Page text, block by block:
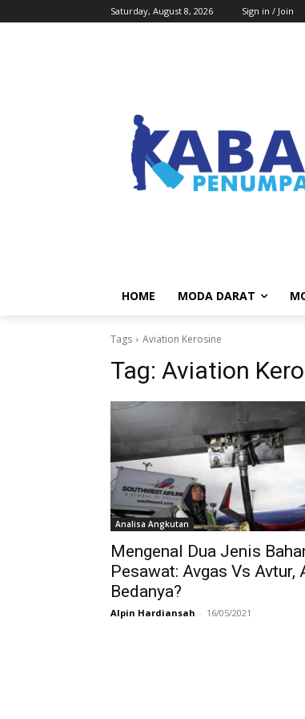
Saturday, August 8, 2026 Sign in / Join
HOME MODA DARAT
Tags Aviation Kerosine
Tag: Aviation
Analisa Angkutan
Mengenal Dua Jenis
Pesawat: Avgas Vs Avtur,
Bedanya?
Alpin Hardiansah - 16/05/2021